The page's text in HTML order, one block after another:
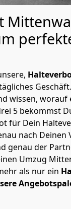
wissen, worauf
5 bekommst
für Dein
nach Deinen
genau der
Umzug
als nur ein